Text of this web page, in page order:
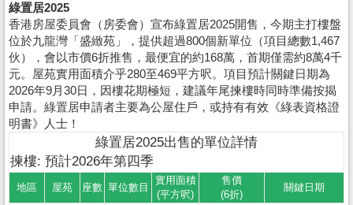
綠置居2025
香港房屋委員會（房委會）宣布綠置居2025開售，今期主打樓盤
位於九龍灣「盛緻苑」，提供超過800個新單位（項目總數1,467
伙），會以市價6折推售，最便宜的約168萬，首期僅需約8萬4千
元。屋苑實用面積介乎280至469平方呎。項目預計關鍵日期為
2026年9月30日，因樓花期極短，建議年尾揀樓時同時準備按揭
申請。綠置居申請者主要為公屋住戶，或持有有效《綠表資格證
明書》人士！
綠置居2025出售的單位詳情
揀樓: 預計2026年第四季
地區 屋苑 座數 單位數目
實用面積
(平方呎)
售價
(6折)
關鍵日期